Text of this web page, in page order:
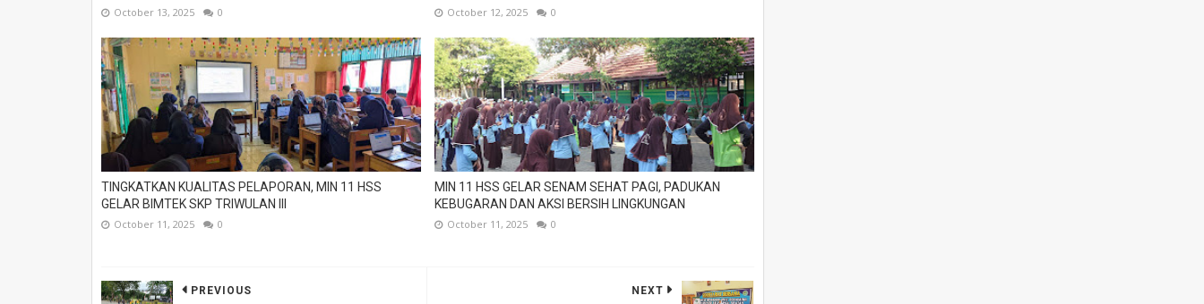
October 13, 2025 0 October 12, 2025 0
TINGKATKAN KUALITAS PELAPORAN, MIN 11 HSS
GELAR BIMTEK SKP TRIWULAN III
October 11, 2025 0
MIN 11 HSS GELAR SENAM SEHAT PAGI, PADUKAN
KEBUGARAN DAN AKSI BERSIH LINGKUNGAN
October 11, 2025 0
NEXT
PREVIOUS